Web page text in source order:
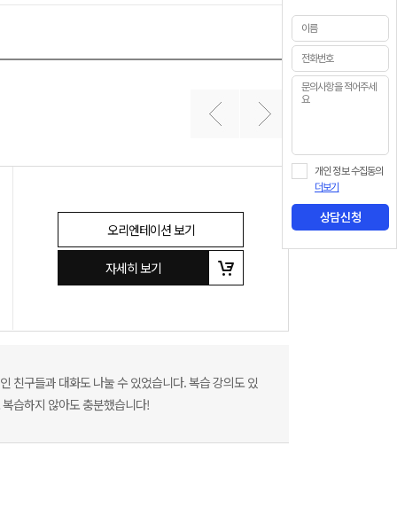
오리엔테이션 보기
자세히 보기
친구들과 대화도 나눌 수 있었습니다. 복습 강의도 있
습하지 않아도 충분했습니다!
개인 정보 수집동의
더보기
상담신청